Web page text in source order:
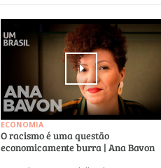
ECONOMIA
O racismo é uma questão
economicamente burra | Ana Bavon